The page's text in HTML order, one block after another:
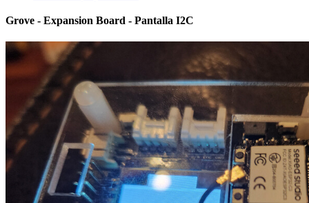
Grove - Expansion Board - Pantalla I2C